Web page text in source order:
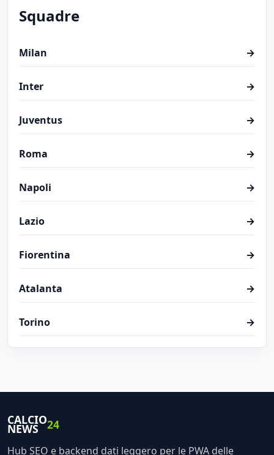
Squadre
Milan →
Inter →
Juventus →
Roma →
Napoli →
Lazio →
Fiorentina →
Atalanta →
Torino →
CALCIO
NEWS 24
Hub SEO e backend dati leggero per le PWA delle